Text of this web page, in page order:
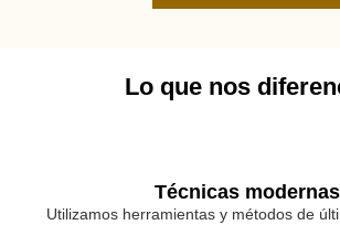
Lo que nos
Técnicas modernas
Utilizamos herramientas y métodos de